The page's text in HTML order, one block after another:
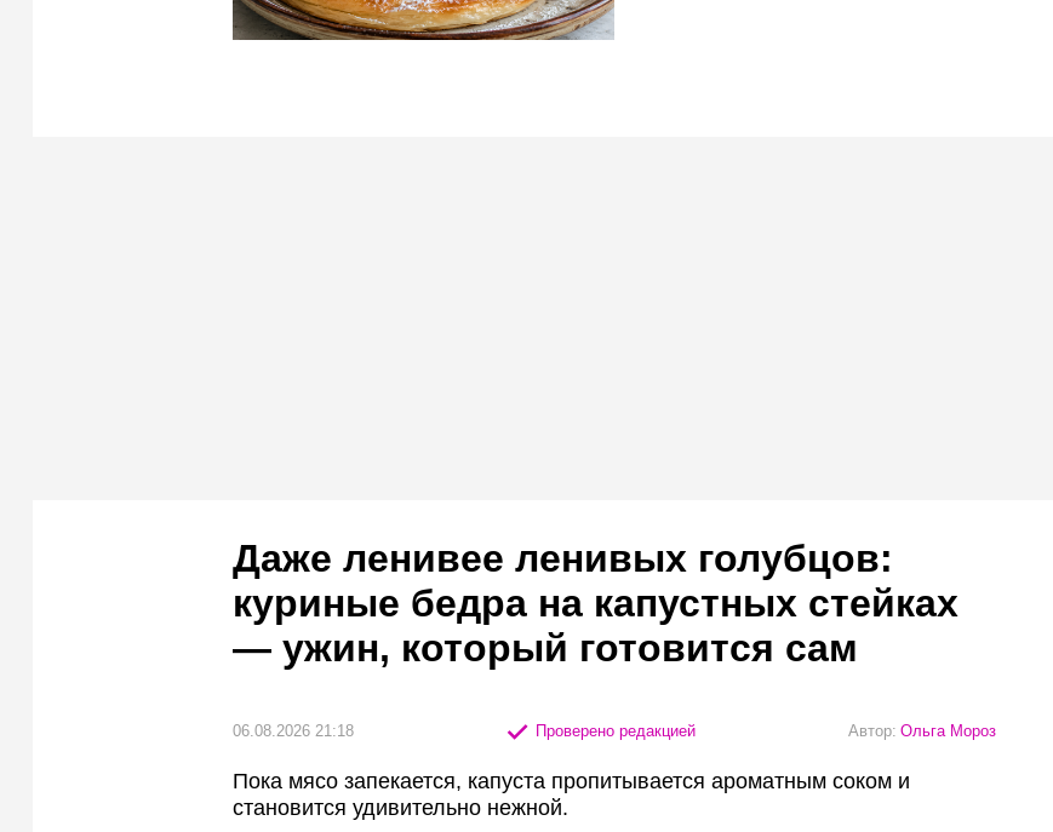
Даже ленивее ленивых голубцов:
куриные бедра на капустных стейках
— ужин, который готовится сам
06.08.2026 21:18 Проверено редакцией Автор: Ольга Мороз
Пока мясо запекается, капуста пропитывается ароматным соком и
становится удивительно нежной.